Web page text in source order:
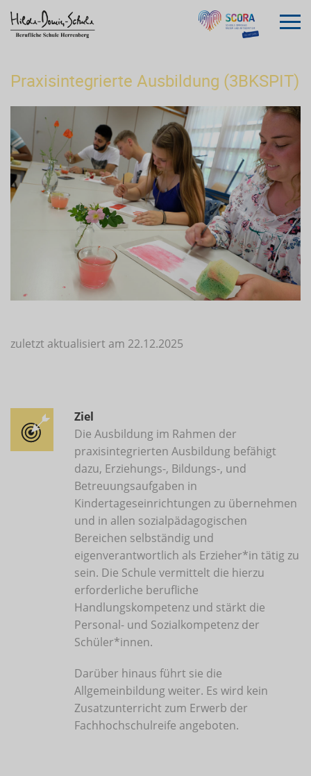
Praxisintegrierte Ausbildung (3BKSPIT)
zuletzt aktualisiert am 22.12.2025
Ziel
Die Ausbildung im Rahmen der
praxisintegrierten Ausbildung befähigt
dazu, Erziehungs-, Bildungs-, und
Betreuungsaufgaben in
Kindertageseinrichtungen zu übernehmen
und in allen sozialpädagogischen
Bereichen selbständig und
eigenverantwortlich als Erzieher*in tätig zu
sein. Die Schule vermittelt die hierzu
erforderliche berufliche
Handlungskompetenz und stärkt die
Personal- und Sozialkompetenz der
Schüler*innen.
Darüber hinaus führt sie die
Allgemeinbildung weiter. Es wird kein
Zusatzunterricht zum Erwerb der
Fachhochschulreife angeboten.